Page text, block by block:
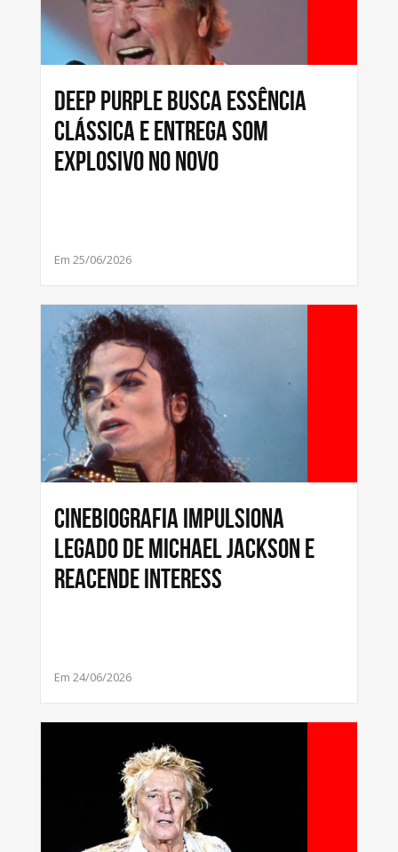
Deep Purple busca essência
clássica e entrega som
explosivo no novo
Em 25/06/2026
Cinebiografia impulsiona
legado de Michael Jackson e
reacende interess
Em 24/06/2026